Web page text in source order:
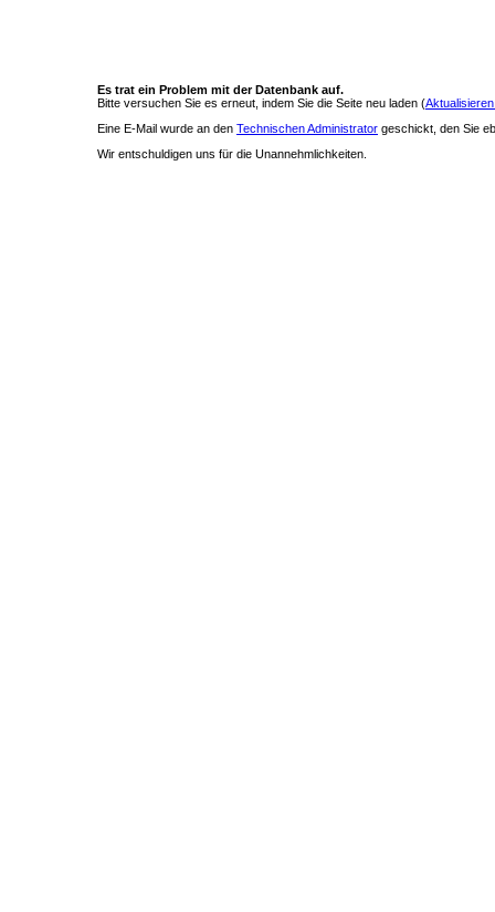
Es trat ein Problem mit der Datenbank auf.
Bitte versuchen Sie es erneut, indem Sie die Seite neu laden (
Eine E-Mail wurde an den Technischen Administrator geschickt, den Sie
Wir entschuldigen uns für die Unannehmlichkeiten.